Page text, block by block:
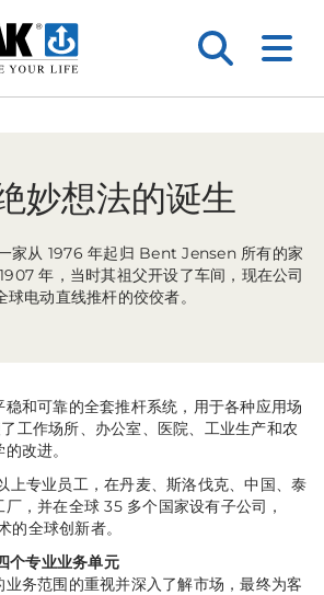
妙想法的诞生
家从 1976 年起归 Bent Jensen 所有的家
年，当时其祖父开设了车间，现在公司
球电动直线推杆的佼佼者。
和可靠的全套推杆系统，用于各种应用场
工作场所、办公室、医院、工业生产和农
改进。
上专业员工，在丹麦、斯洛伐克、中国、泰
，并在全球 35 多个国家设有子公司，
全球创新者。
个专业业务单元
务范围的重视并深入了解市场，最终为客